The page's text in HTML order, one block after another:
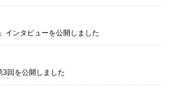
インタビューを公開しました
3回を公開しました